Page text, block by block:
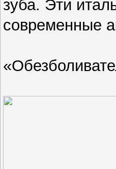
зуба. Эти
современные